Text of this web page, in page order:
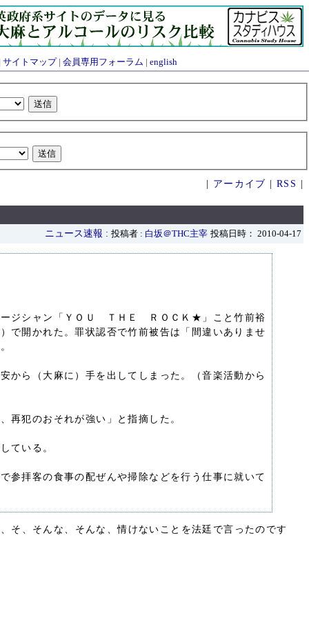
サイトマップ| 会員専用フォーラム | english
アーカイブ RSS
ニュース速報 : 投稿者 : 白坂＠THC主宰 投稿日時： 2010-04-17
ージシャン「ＹＯＵ ＴＨＥ ＲＯＣＫ★」こと竹前裕
で開かれた。罪状認否で竹前被告は「間違いありませ
から（大麻に）手を出してしまった。（音楽活動から
再犯のおそれが強い」と指摘した。
ている。
参拝客の食事の配ぜんや掃除などを行う仕事に就いて
そ、そんな、そんな、情けないことを法廷で言ったのです